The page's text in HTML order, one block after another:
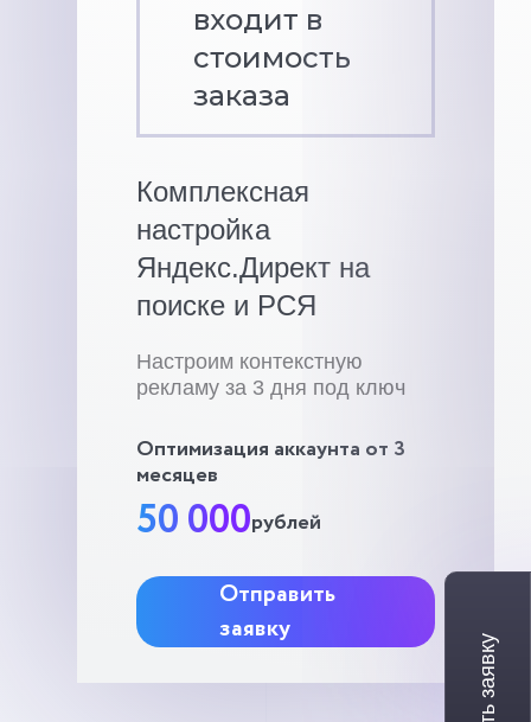
входит в
стоимость
заказа
Комплексная
настройка
Яндекс.Директ на
поиске и РСЯ
Настроим контекстную
рекламу за 3 дня под ключ
Оптимизация аккаунта от 3
месяцев
50 000рублей
Отправить
заявку